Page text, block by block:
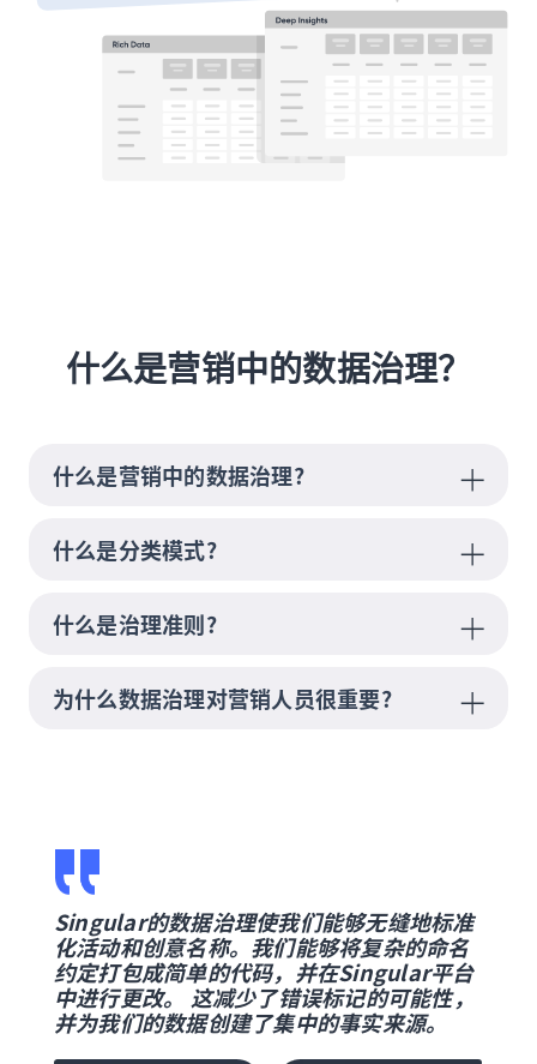
什么是营销中的数据治理？
什么是营销中的数据治理?
什么是分类模式?
什么是治理准则?
为什么数据治理对营销人员很重要?
Singular的数据治理使我们能够无缝地标准
化活动和创意名称。我们能够将复杂的命名
约定打包成简单的代码，并在Singular平台
中进行更改。 这减少了错误标记的可能性，
并为我们的数据创建了集中的事实来源。